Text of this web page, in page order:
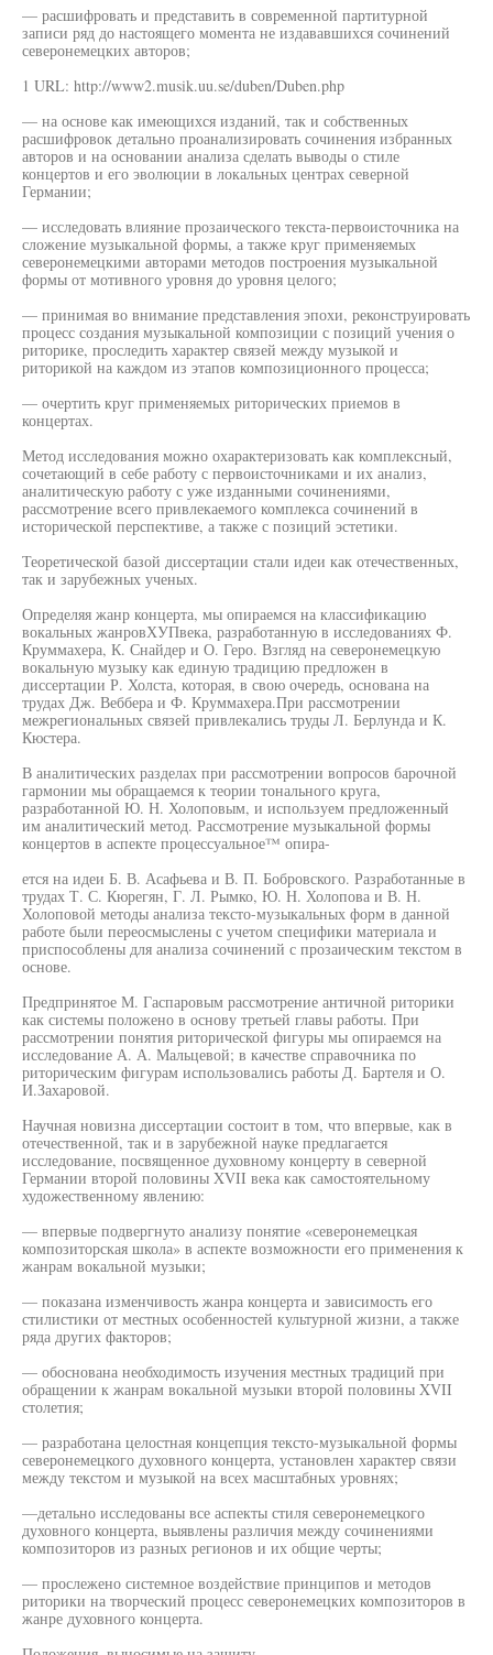
— расшифровать и представить в современной партитурной
записи ряд до настоящего момента не издававшихся сочинений
северонемецких авторов;
1 URL: http://www2.musik.uu.se/duben/Duben.php
— на основе как имеющихся изданий, так и собственных
расшифровок детально проанализировать сочинения избранных
авторов и на основании анализа сделать выводы о стиле
концертов и его эволюции в локальных центрах северной
Германии;
— исследовать влияние прозаического текста-первоисточника на
сложение музыкальной формы, а также круг применяемых
северонемецкими авторами методов построения музыкальной
формы от мотивного уровня до уровня целого;
— принимая во внимание представления эпохи, реконструировать
процесс создания музыкальной композиции с позиций учения о
риторике, проследить характер связей между музыкой и
риторикой на каждом из этапов композиционного процесса;
— очертить круг применяемых риторических приемов в
концертах.
Метод исследования можно охарактеризовать как комплексный,
сочетающий в себе работу с первоисточниками и их анализ,
аналитическую работу с уже изданными сочинениями,
рассмотрение всего привлекаемого комплекса сочинений в
исторической перспективе, а также с позиций эстетики.
Теоретической базой диссертации стали идеи как отечественных,
так и зарубежных ученых.
Определяя жанр концерта, мы опираемся на классификацию
вокальных жанровХУПвека, разработанную в исследованиях Ф.
Круммахера, К. Снайдер и О. Геро. Взгляд на северонемецкую
вокальную музыку как единую традицию предложен в
диссертации Р. Холста, которая, в свою очередь, основана на
трудах Дж. Веббера и Ф. Круммахера.При рассмотрении
межрегиональных связей привлекались труды Л. Берлунда и К.
Кюстера.
В аналитических разделах при рассмотрении вопросов барочной
гармонии мы обращаемся к теории тонального круга,
разработанной Ю. Н. Холоповым, и используем предложенный
им аналитический метод. Рассмотрение музыкальной формы
концертов в аспекте процессуальное™ опира-
ется на идеи Б. В. Асафьева и В. П. Бобровского. Разработанные в
трудах Т. С. Кюрегян, Г. Л. Рымко, Ю. Н. Холопова и В. Н.
Холоповой методы анализа тексто-музыкальных форм в данной
работе были переосмыслены с учетом специфики материала и
приспособлены для анализа сочинений с прозаическим текстом в
основе.
Предпринятое М. Гаспаровым рассмотрение античной риторики
как системы положено в основу третьей главы работы. При
рассмотрении понятия риторической фигуры мы опираемся на
исследование А. А. Мальцевой; в качестве справочника по
риторическим фигурам использовались работы Д. Бартеля и О.
И.Захаровой.
Научная новизна диссертации состоит в том, что впервые, как в
отечественной, так и в зарубежной науке предлагается
исследование, посвященное духовному концерту в северной
Германии второй половины XVII века как самостоятельному
художественному явлению:
— впервые подвергнуто анализу понятие «северонемецкая
композиторская школа» в аспекте возможности его применения к
жанрам вокальной музыки;
— показана изменчивость жанра концерта и зависимость его
стилистики от местных особенностей культурной жизни, а также
ряда других факторов;
— обоснована необходимость изучения местных традиций при
обращении к жанрам вокальной музыки второй половины XVII
столетия;
— разработана целостная концепция тексто-музыкальной формы
северонемецкого духовного концерта, установлен характер связи
между текстом и музыкой на всех масштабных уровнях;
—детально исследованы все аспекты стиля северонемецкого
духовного концерта, выявлены различия между сочинениями
композиторов из разных регионов и их общие черты;
— прослежено системное воздействие принципов и методов
риторики на творческий процесс северонемецких композиторов в
жанре духовного концерта.